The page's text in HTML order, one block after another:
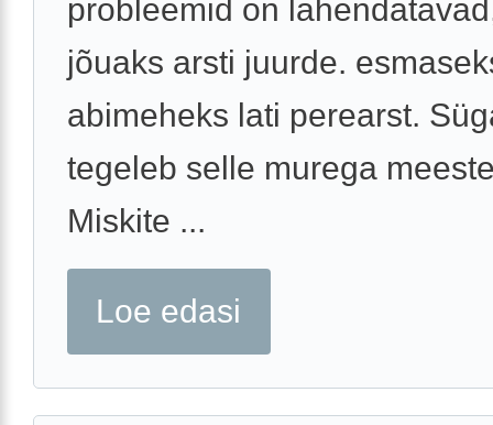
probleemid on
jõuaks arsti juurde.
abimeheks lati perearst.
tegeleb selle murega
Miskite ...
Loe edasi